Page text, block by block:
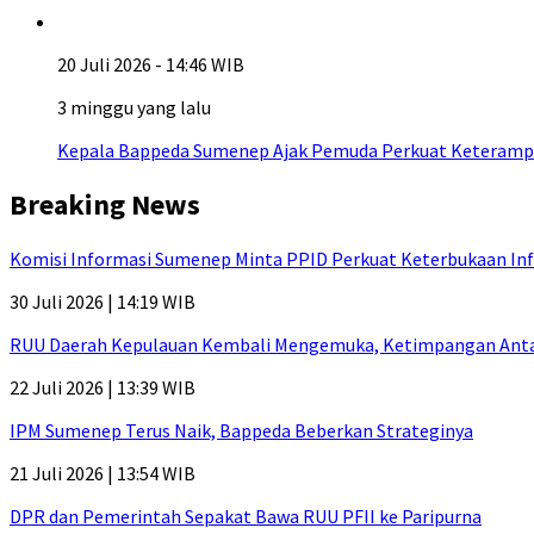
20 Juli 2026 - 14:46 WIB
3 minggu yang lalu
Kepala Bappeda Sumenep Ajak Pemuda Perkuat
Breaking News
Komisi Informasi Sumenep Minta PPID Perkuat Keterbukaan
30 Juli 2026 | 14:19 WIB
RUU Daerah Kepulauan Kembali Mengemuka, Ketimpangan
22 Juli 2026 | 13:39 WIB
IPM Sumenep Terus Naik, Bappeda Beberkan Strateginya
21 Juli 2026 | 13:54 WIB
DPR dan Pemerintah Sepakat Bawa RUU PFII ke Paripurna